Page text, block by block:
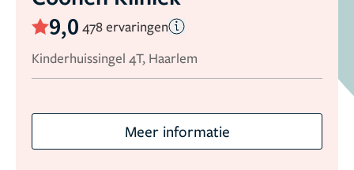
9,0 478 ervaringen
Kinderhuissingel 4T, Haarlem
Meer informatie